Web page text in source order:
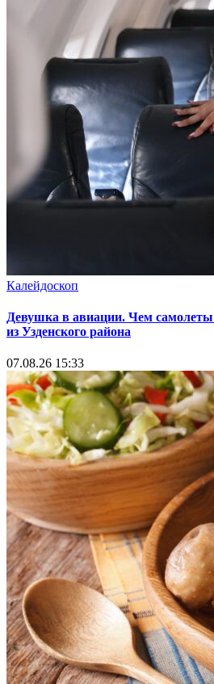
Калейдоскоп
Девушка в авиации. Чем
из Узденского района
07.08.26 15:33